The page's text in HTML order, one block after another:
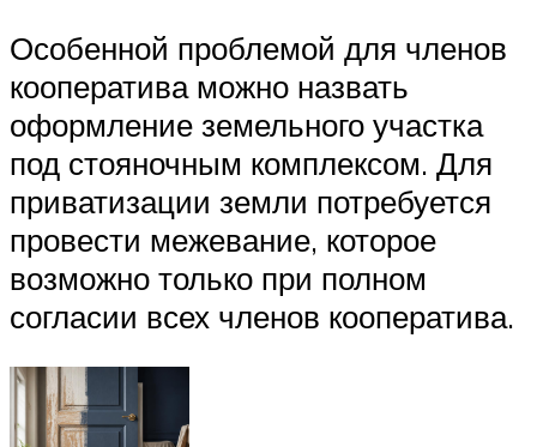
Особенной проблемой для членов
кооператива можно назвать
оформление земельного участка
под стояночным комплексом. Для
приватизации земли потребуется
провести межевание, которое
возможно только при полном
согласии всех членов кооператива.